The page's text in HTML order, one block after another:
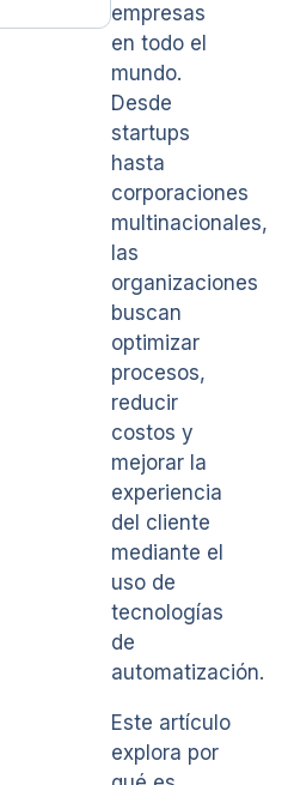
empresas
en todo el
mundo.
Desde
startups
hasta
corporaciones
multinacionales,
las
organizaciones
buscan
optimizar
procesos,
reducir
costos y
mejorar la
experiencia
del cliente
mediante el
uso de
tecnologías
de
automatización.
Este artículo
explora por